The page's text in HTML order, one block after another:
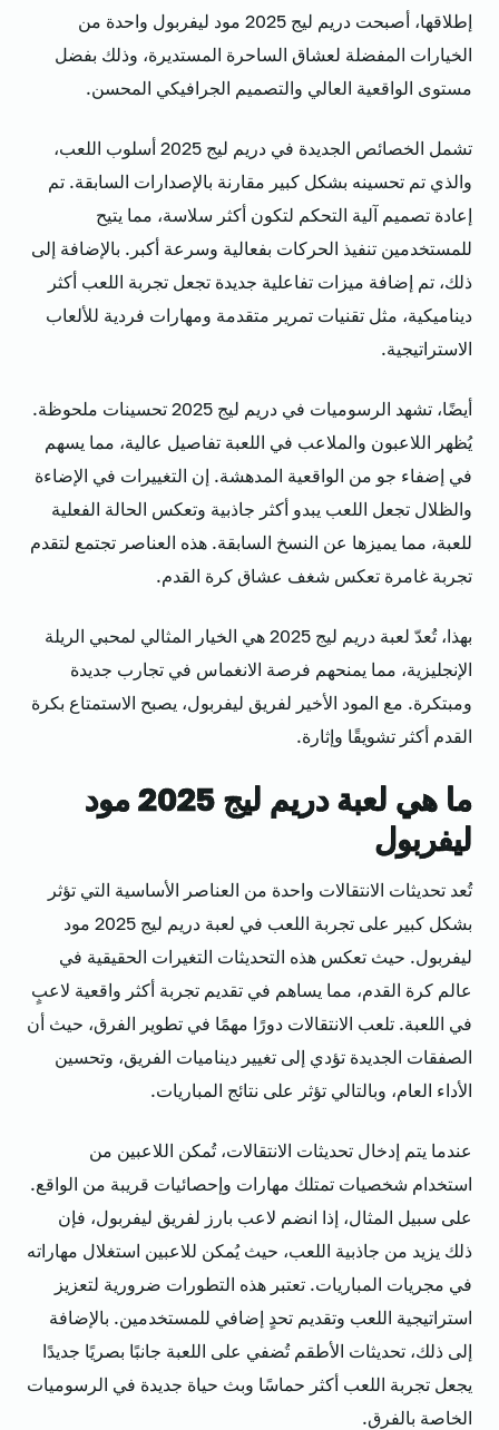
إطلاقها، أصبحت دريم ليج 2025 مود ليفربول واحدة من
الخيارات المفضلة لعشاق الساحرة المستديرة، وذلك بفضل
مستوى الواقعية العالي والتصميم الجرافيكي المحسن.
تشمل الخصائص الجديدة في دريم ليج 2025 أسلوب اللعب،
والذي تم تحسينه بشكل كبير مقارنة بالإصدارات السابقة. تم
إعادة تصميم آلية التحكم لتكون أكثر سلاسة، مما يتيح
للمستخدمين تنفيذ الحركات بفعالية وسرعة أكبر. بالإضافة إلى
ذلك، تم إضافة ميزات تفاعلية جديدة تجعل تجربة اللعب أكثر
ديناميكية، مثل تقنيات تمرير متقدمة ومهارات فردية للألعاب
الاستراتيجية.
أيضًا، تشهد الرسوميات في دريم ليج 2025 تحسينات ملحوظة.
يُظهر اللاعبون والملاعب في اللعبة تفاصيل عالية، مما يسهم
في إضفاء جو من الواقعية المدهشة. إن التغييرات في الإضاءة
والظلال تجعل اللعب يبدو أكثر جاذبية وتعكس الحالة الفعلية
للعبة، مما يميزها عن النسخ السابقة. هذه العناصر تجتمع لتقدم
تجربة غامرة تعكس شغف عشاق كرة القدم.
بهذا، تُعدّ لعبة دريم ليج 2025 هي الخيار المثالي لمحبي الريلة
الإنجليزية، مما يمنحهم فرصة الانغماس في تجارب جديدة
ومبتكرة. مع المود الأخير لفريق ليفربول، يصبح الاستمتاع بكرة
القدم أكثر تشويقًا وإثارة.
ما هي لعبة دريم ليج 2025 مود
ليفربول
تُعد تحديثات الانتقالات واحدة من العناصر الأساسية التي تؤثر
بشكل كبير على تجربة اللعب في لعبة دريم ليج 2025 مود
ليفربول. حيث تعكس هذه التحديثات التغيرات الحقيقية في
عالم كرة القدم، مما يساهم في تقديم تجربة أكثر واقعية لاعبٍ
في اللعبة. تلعب الانتقالات دورًا مهمًا في تطوير الفرق، حيث أن
الصفقات الجديدة تؤدي إلى تغيير ديناميات الفريق، وتحسين
الأداء العام، وبالتالي تؤثر على نتائج المباريات.
عندما يتم إدخال تحديثات الانتقالات، تُمكن اللاعبين من
استخدام شخصيات تمتلك مهارات وإحصائيات قريبة من الواقع.
على سبيل المثال، إذا انضم لاعب بارز لفريق ليفربول، فإن
ذلك يزيد من جاذبية اللعب، حيث يُمكن للاعبين استغلال مهاراته
في مجريات المباريات. تعتبر هذه التطورات ضرورية لتعزيز
استراتيجية اللعب وتقديم تحدٍ إضافي للمستخدمين. بالإضافة
إلى ذلك، تحديثات الأطقم تُضفي على اللعبة جانبًا بصريًا جديدًا
يجعل تجربة اللعب أكثر حماسًا وبث حياة جديدة في الرسوميات
الخاصة بالفرق.